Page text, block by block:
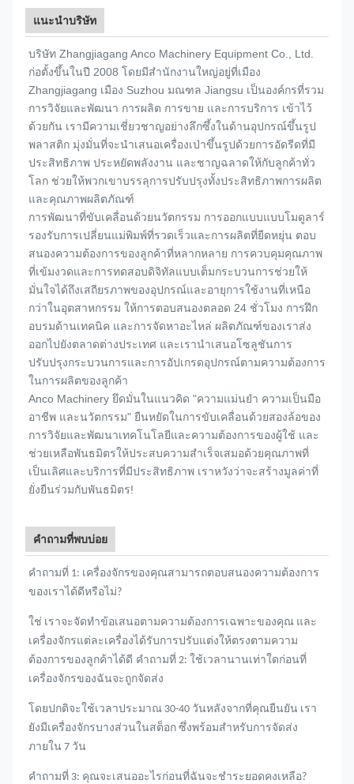
แนะนำบริษัท
บริษัท Zhangjiagang Anco Machinery Equipment Co., Ltd.
ก่อตั้งขึ้นในปี 2008 โดยมีสำนักงานใหญ่อยู่ที่เมือง
Zhangjiagang เมือง Suzhou มณฑล Jiangsu เป็นองค์กรที่รวม
การวิจัยและพัฒนา การผลิต การขาย และการบริการ เข้าไว้
ด้วยกัน เรามีความเชี่ยวชาญอย่างลึกซึ้งในด้านอุปกรณ์ขึ้นรูป
พลาสติก มุ่งมั่นที่จะนำเสนอเครื่องเป่าขึ้นรูปด้วยการอัดรีดที่มี
ประสิทธิภาพ ประหยัดพลังงาน และชาญฉลาดให้กับลูกค้าทั่ว
โลก ช่วยให้พวกเขาบรรลุการปรับปรุงทั้งประสิทธิภาพการผลิต
และคุณภาพผลิตภัณฑ์
การพัฒนาที่ขับเคลื่อนด้วยนวัตกรรม การออกแบบแบบโมดูลาร์
รองรับการเปลี่ยนแม่พิมพ์ที่รวดเร็วและการผลิตที่ยืดหยุ่น ตอบ
สนองความต้องการของลูกค้าที่หลากหลาย การควบคุมคุณภาพ
ที่เข้มงวดและการทดสอบดิจิทัลแบบเต็มกระบวนการช่วยให้
มั่นใจได้ถึงเสถียรภาพของอุปกรณ์และอายุการใช้งานที่เหนือ
กว่าในอุตสาหกรรม ให้การตอบสนองตลอด 24 ชั่วโมง การฝึก
อบรมด้านเทคนิค และการจัดหาอะไหล่ ผลิตภัณฑ์ของเราส่ง
ออกไปยังตลาดต่างประเทศ และเรานำเสนอโซลูชันการ
ปรับปรุงกระบวนการและการอัปเกรดอุปกรณ์ตามความต้องการ
ในการผลิตของลูกค้า
Anco Machinery ยึดมั่นในแนวคิด "ความแม่นยำ ความเป็นมือ
อาชีพ และนวัตกรรม" ยืนหยัดในการขับเคลื่อนด้วยสองล้อของ
การวิจัยและพัฒนาเทคโนโลยีและความต้องการของผู้ใช้ และ
ช่วยเหลือพันธมิตรให้ประสบความสำเร็จเสมอด้วยคุณภาพที่
เป็นเลิศและบริการที่มีประสิทธิภาพ เราหวังว่าจะสร้างมูลค่าที่
ยั่งยืนร่วมกับพันธมิตร!
คำถามที่พบบ่อย
คำถามที่ 1: เครื่องจักรของคุณสามารถตอบสนองความต้องการ
ของเราได้ดีหรือไม่?
ใช่ เราจะจัดทำข้อเสนอตามความต้องการเฉพาะของคุณ และ
เครื่องจักรแต่ละเครื่องได้รับการปรับแต่งให้ตรงตามความ
ต้องการของลูกค้าได้ดี คำถามที่ 2: ใช้เวลานานเท่าใดก่อนที่
เครื่องจักรของฉันจะถูกจัดส่ง
โดยปกติจะใช้เวลาประมาณ 30-40 วันหลังจากที่คุณยืนยัน เรา
ยังมีเครื่องจักรบางส่วนในสต็อก ซึ่งพร้อมสำหรับการจัดส่ง
ภายใน 7 วัน
คำถามที่ 3: คุณจะเสนออะไรก่อนที่ฉันจะชำระยอดคงเหลือ?